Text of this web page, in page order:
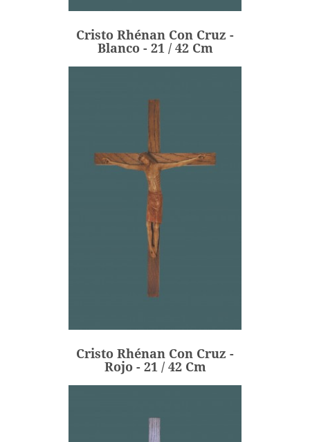
Cristo Rhénan Con Cruz -
Blanco - 21 / 42 Cm
Precio
198,00 €
AÑADIR
Cristo Rhénan Con Cruz -
Rojo - 21 / 42 Cm
Cristo Rhénan Con Cruz -
Precio
198,00 €
AÑADIR